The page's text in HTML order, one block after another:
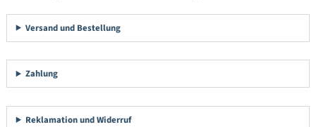
Versand und Bestellung
Zahlung
Reklamation und Widerruf